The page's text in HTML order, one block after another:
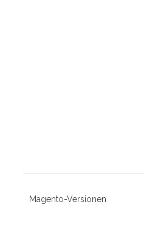
Magento-Versionen